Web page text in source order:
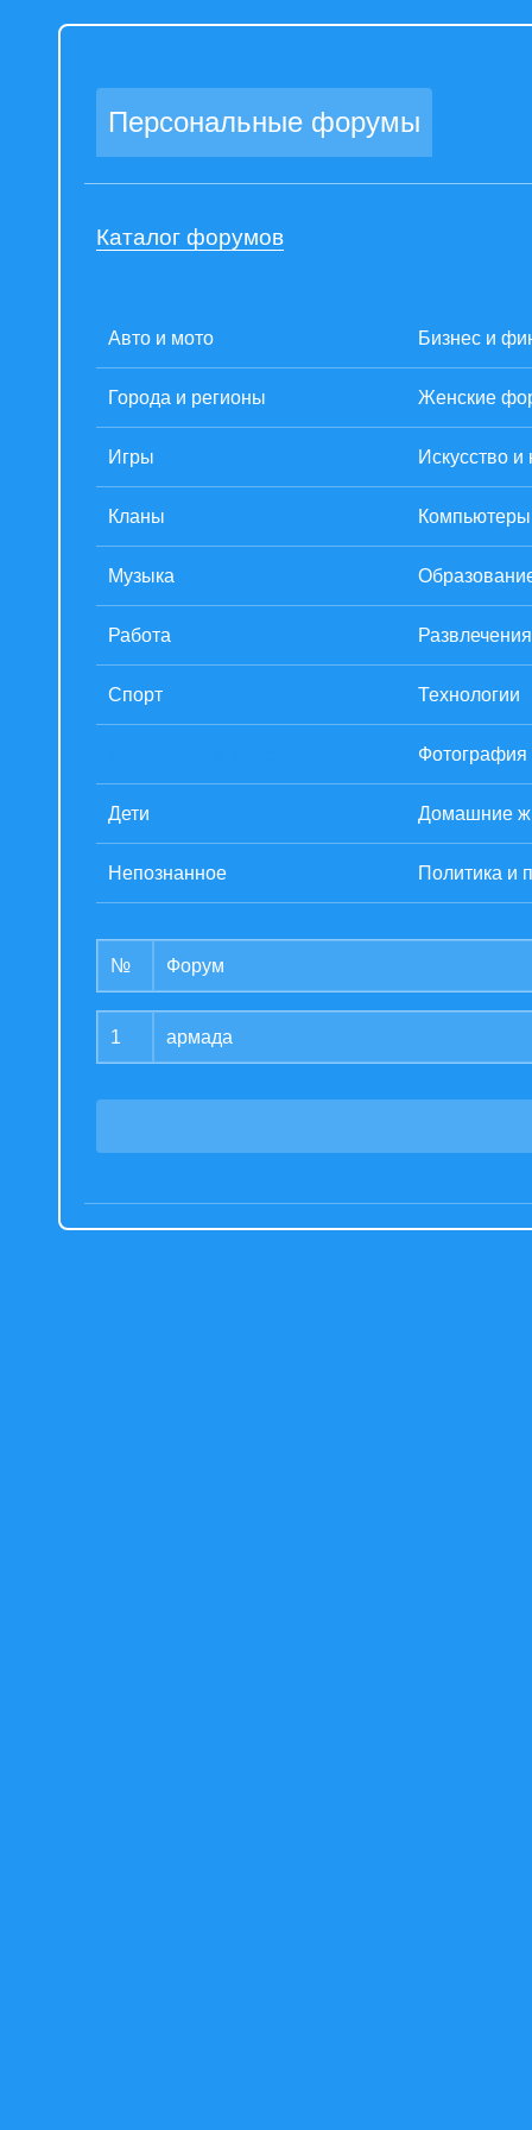
Персональные форумы
Каталог форумов
Авто и мото Бизнес и
Города и регионы Женские
Игры Искусство и
Кланы Компьютеры
Музыка
Работа Развлечения
Спорт Технологии
Фотография
Дети Домашние
Непознанное Политика и
№ Форум
1 армада